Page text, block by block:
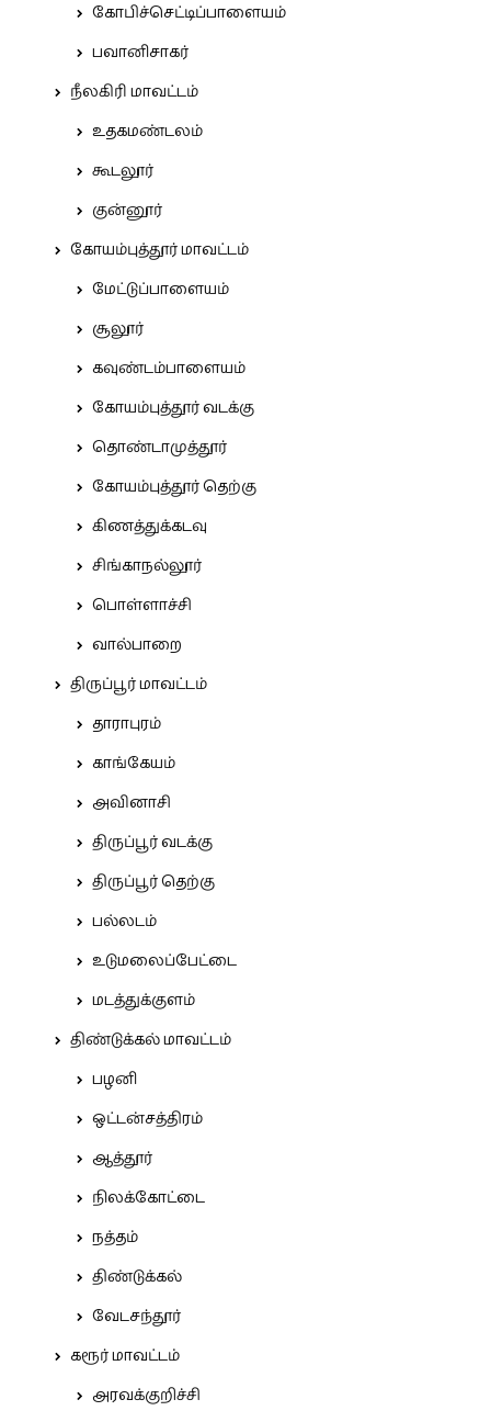
கோபிச்செட்டிப்பாளையம்
பவானிசாகர்
நீலகிரி மாவட்டம்
உதகமண்டலம்
கூடலூர்
குன்னூர்
கோயம்புத்தூர் மாவட்டம்
மேட்டுப்பாளையம்
சூலூர்
கவுண்டம்பாளையம்
கோயம்புத்தூர் வடக்கு
தொண்டாமுத்தூர்
கோயம்புத்தூர் தெற்கு
கிணத்துக்கடவு
சிங்காநல்லூர்
பொள்ளாச்சி
வால்பாறை
திருப்பூர் மாவட்டம்
தாராபுரம்
காங்கேயம்
அவினாசி
திருப்பூர் வடக்கு
திருப்பூர் தெற்கு
பல்லடம்
உடுமலைப்பேட்டை
மடத்துக்குளம்
திண்டுக்கல் மாவட்டம்
பழனி
ஒட்டன்சத்திரம்
ஆத்தூர்
நிலக்கோட்டை
நத்தம்
திண்டுக்கல்
வேடசந்தூர்
கரூர் மாவட்டம்
அரவக்குறிச்சி